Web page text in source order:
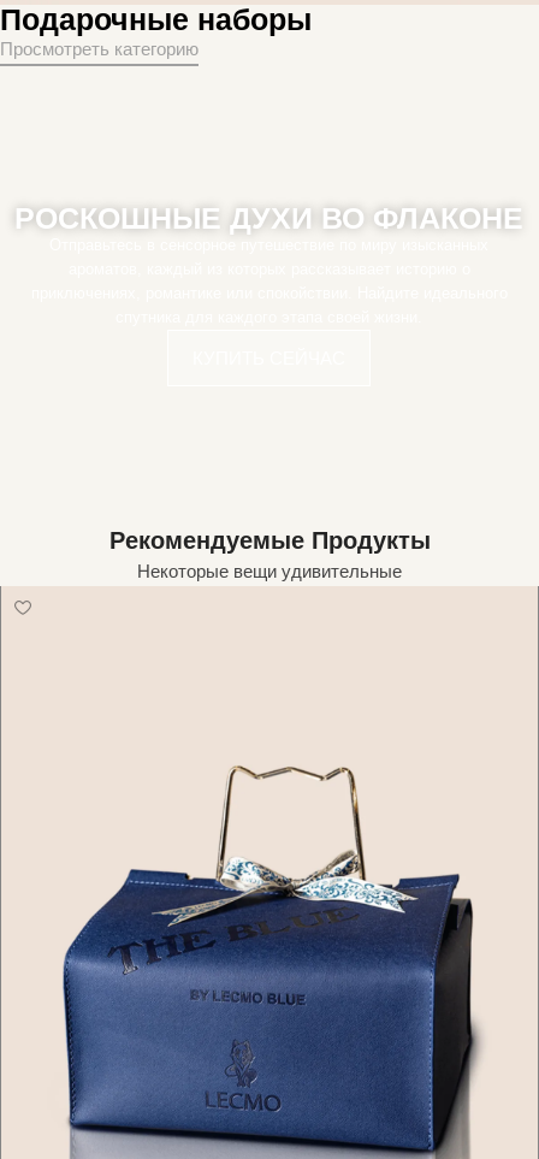
Подарочные наборы
Просмотреть категорию
РОСКОШНЫЕ ДУХИ ВО ФЛАКОНЕ
Рекомендуемые Продукты
Некоторые вещи удивительные